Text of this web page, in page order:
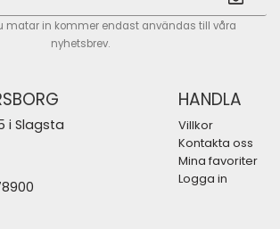
matar in kommer endast användas till våra
nyhetsbrev.
i Slagsta
HANDLA
Villkor
Kontakta oss
Mina favoriter
Logga in